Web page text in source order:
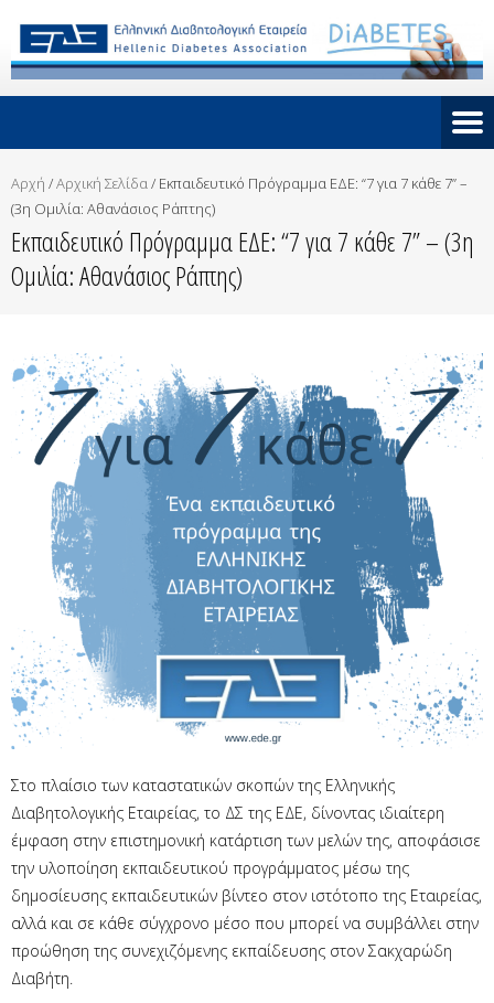
Αρχή /Αρχική Σελίδα/ Εκπαιδευτικό Πρόγραμμα ΕΔΕ: “7 για 7 κάθε 7” –
(3η Ομιλία: Αθανάσιος Ράπτης)
Εκπαιδευτικό Πρόγραμμα ΕΔΕ: “7 για 7 κάθε 7” – (3η
Ομιλία: Αθανάσιος Ράπτης)
Στο πλαίσιο των καταστατικών σκοπών της Ελληνικής
Διαβητολογικής Εταιρείας, το ΔΣ της ΕΔΕ, δίνοντας ιδιαίτερη
έμφαση στην επιστημονική κατάρτιση των μελών της, αποφάσισε
την υλοποίηση εκπαιδευτικού προγράμματος μέσω της
δημοσίευσης εκπαιδευτικών βίντεο στον ιστότοπο της Εταιρείας,
αλλά και σε κάθε σύγχρονο μέσο που μπορεί να συμβάλλει στην
προώθηση της συνεχιζόμενης εκπαίδευσης στον Σακχαρώδη
Διαβήτη.